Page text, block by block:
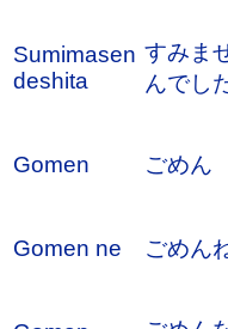
Sumimasen
deshita
すみま
んでし
Gomen ごめん
Gomen ne ごめん